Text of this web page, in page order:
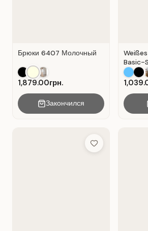
Брюки 6407 Молочный
1,879.00грн.
Закончился
Basic-
Add to Wish List